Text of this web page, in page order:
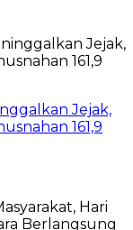
Jejak,
161,9